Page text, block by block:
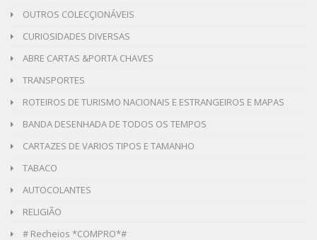
OUTROS COLECÇIONÁVEIS
CURIOSIDADES DIVERSAS
ABRE CARTAS &PORTA CHAVES
TRANSPORTES
ROTEIROS DE TURISMO NACIONAIS E ESTRANGEIROS E MAPAS
BANDA DESENHADA DE TODOS OS TEMPOS
CARTAZES DE VARIOS TIPOS E TAMANHO
TABACO
AUTOCOLANTES
RELIGIÃO
# Recheios *COMPRO*#